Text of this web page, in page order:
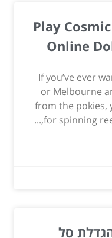
Play
Online
If you’ve ever
or Melbourne
from the pokies,
for spinning
סל